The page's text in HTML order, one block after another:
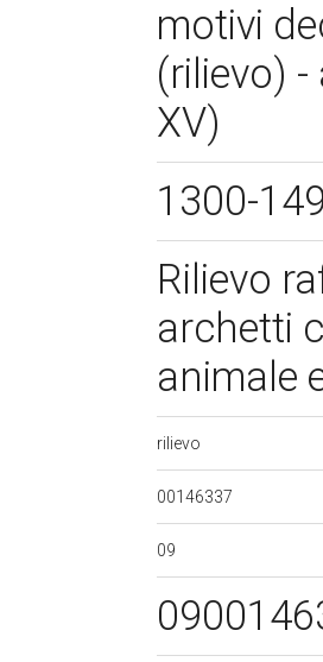
motivi
(rilievo)
XV)
1300-
Rilievo
archetti
animale
rilievo
00146337
09